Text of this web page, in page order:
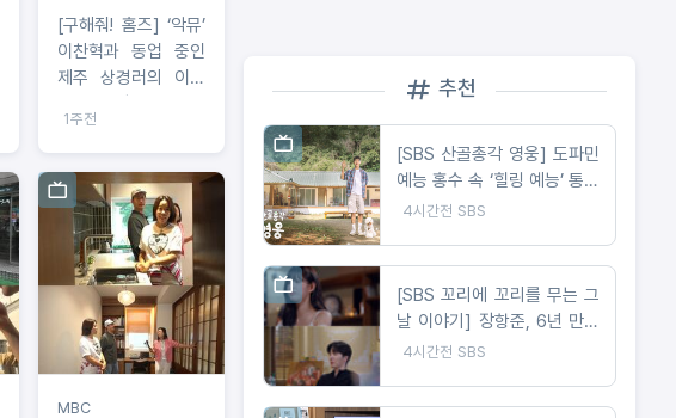
[구해줘! 홈즈] ‘악뮤’
이찬혁과 동업 중인
제주 상경러의 이태
사투리 교실까지?!
1주전
MBC
추천
[SBS 산골총각 영웅] 도파민
예능 홍수 속 ‘힐링 예능’ 통했
다!
4시간전 SBS
[SBS 꼬리에 꼬리를 무는 그
날 이야기] 장항준, 6년 만에
이야기꾼 복귀! '왕사남' 감독
4시간전 SBS